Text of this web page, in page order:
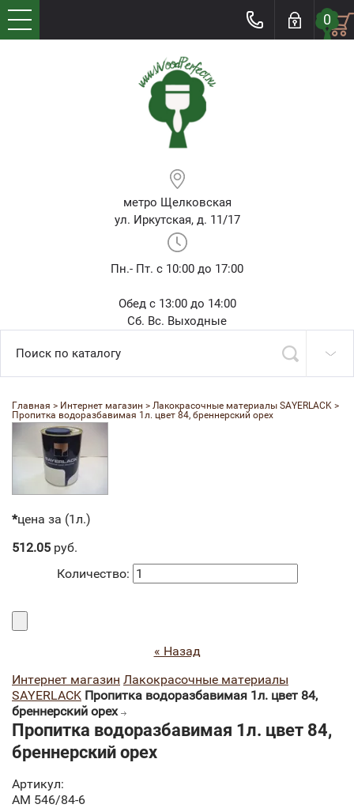
0
метро Щелковская
ул. Иркутская, д. 11/17
Пн.- Пт. с 10:00 до 17:00
Обед с 13:00 до 14:00
Сб. Вс. Выходные
Главная > Интернет магазин > Лакокрасочные материалы SAYERLACK
Пропитка водоразбавимая 1л. цвет 84, бреннерский орех
*цена за (1л.)
512.05 руб.
Количество:
« Назад
Интернет магазин Лакокрасочные материалы
SAYERLACK Пропитка водоразбавимая 1л. цвет 84,
бреннерский орех
Пропитка водоразбавимая 1л. цвет 84,
бреннерский орех
Артикул:
AM 546/84-6